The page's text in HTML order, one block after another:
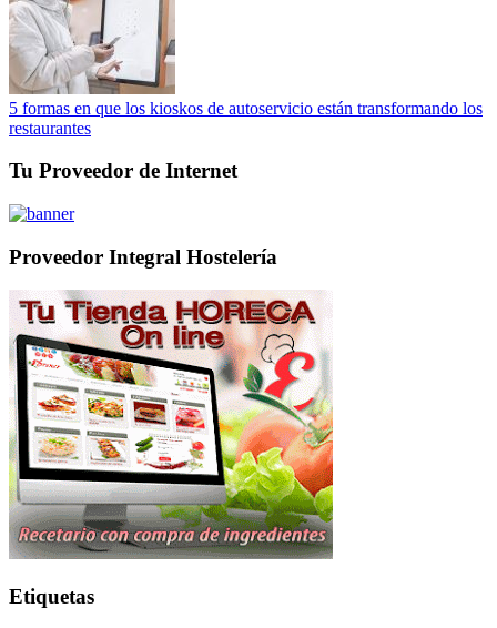
5 formas en que los kioskos de autoservicio están transformando los
restaurantes
Tu Proveedor de Internet
Proveedor Integral Hostelería
Etiquetas